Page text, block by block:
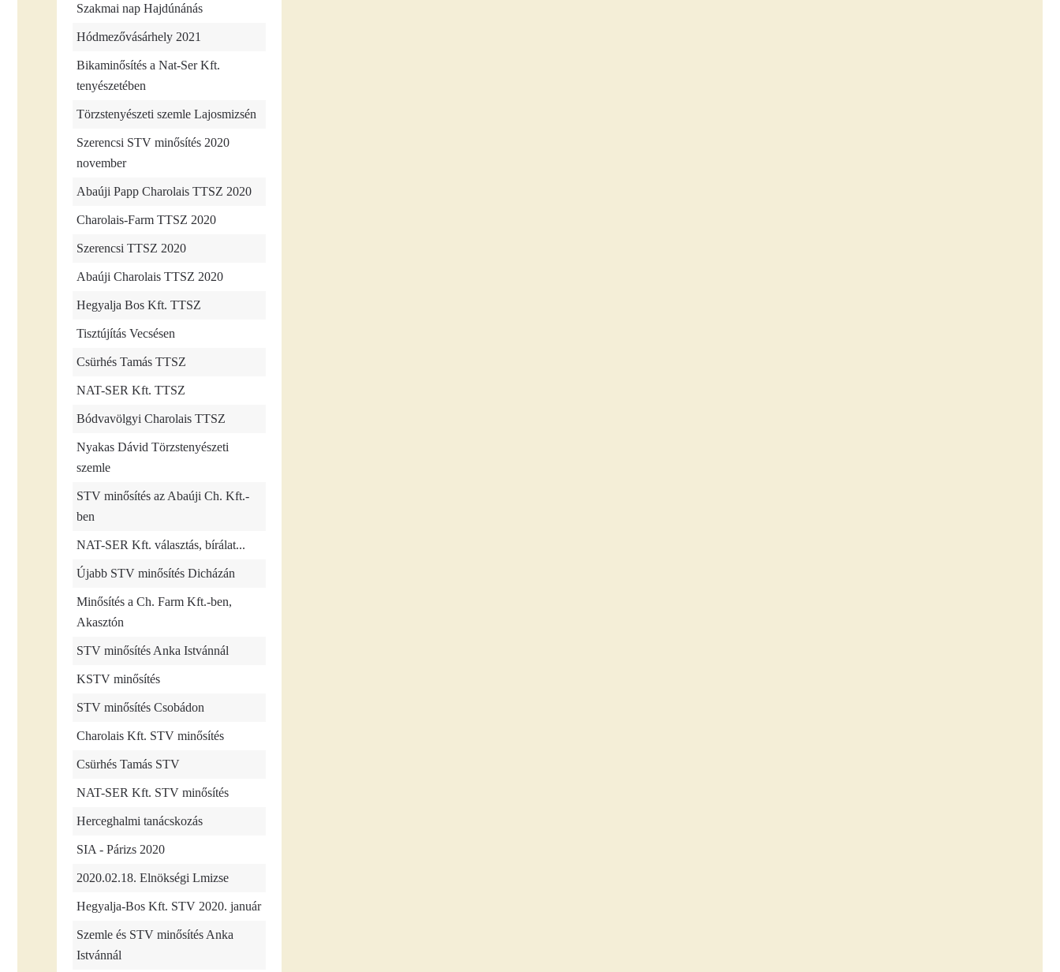
Szakmai nap Hajdúnánás
Hódmezővásárhely 2021
Bikaminősítés a Nat-Ser Kft.
tenyészetében
Törzstenyészeti szemle Lajosmizsén
Szerencsi STV minősítés 2020
november
Abaúji Papp Charolais TTSZ 2020
Charolais-Farm TTSZ 2020
Szerencsi TTSZ 2020
Abaúji Charolais TTSZ 2020
Hegyalja Bos Kft. TTSZ
Tisztújítás Vecsésen
Csürhés Tamás TTSZ
NAT-SER Kft. TTSZ
Bódvavölgyi Charolais TTSZ
Nyakas Dávid Törzstenyészeti
szemle
STV minősítés az Abaúji Ch. Kft.-
ben
NAT-SER Kft. választás, bírálat...
Újabb STV minősítés Dicházán
Minősítés a Ch. Farm Kft.-ben,
Akasztón
STV minősítés Anka Istvánnál
KSTV minősítés
STV minősítés Csobádon
Charolais Kft. STV minősítés
Csürhés Tamás STV
NAT-SER Kft. STV minősítés
Herceghalmi tanácskozás
SIA - Párizs 2020
2020.02.18. Elnökségi Lmizse
Hegyalja-Bos Kft. STV 2020. január
Szemle és STV minősítés Anka
Istvánnál